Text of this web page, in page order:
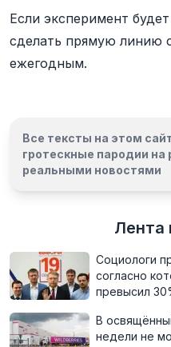
Если эксперимент
сделать прямую
ежегодным.
Все тексты на этом
гротескные пародии на
реальными новостями
Лента
Социологи
согласно
превысил
В
недели не